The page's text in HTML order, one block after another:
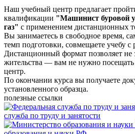
Наш учебный центр предлагает
квалификации "Машинист буровой
газ" с применением дистанционных
Вы занимаетесь в свободное время,
темп подготовки, совмещаете учебу с
Дистанционный формат позволяет не
жительства — вам не нужно посещать
центр.
По окончании курса вы получаете
установленного образца.
полезные ссылки
служба по труду и занятости